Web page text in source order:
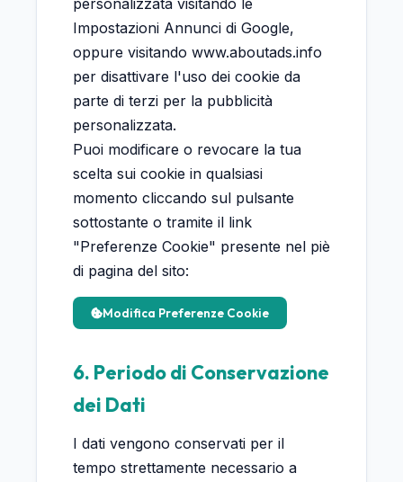
personalizzata visitando le
Impostazioni Annunci di Google,
oppure visitando www.aboutads.info
per disattivare l'uso dei cookie da
parte di terzi per la pubblicità
personalizzata.
Puoi modificare o revocare la tua
scelta sui cookie in qualsiasi
momento cliccando sul pulsante
sottostante o tramite il link
"Preferenze Cookie" presente nel piè
di pagina del sito:
Modifica Preferenze Cookie
6. Periodo di Conservazione
dei Dati
I dati vengono conservati per il
tempo strettamente necessario a